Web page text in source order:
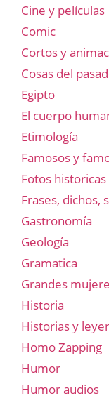
Cine y películas
Comic
Cortos y
Cosas del
Egipto
El cuerpo
Etimología
Famosos y
Fotos historicas
Frases, dichos,
Gastronomía
Geología
Gramatica
Grandes
Historia
Historias y
Homo Zapping
Humor
Humor audios